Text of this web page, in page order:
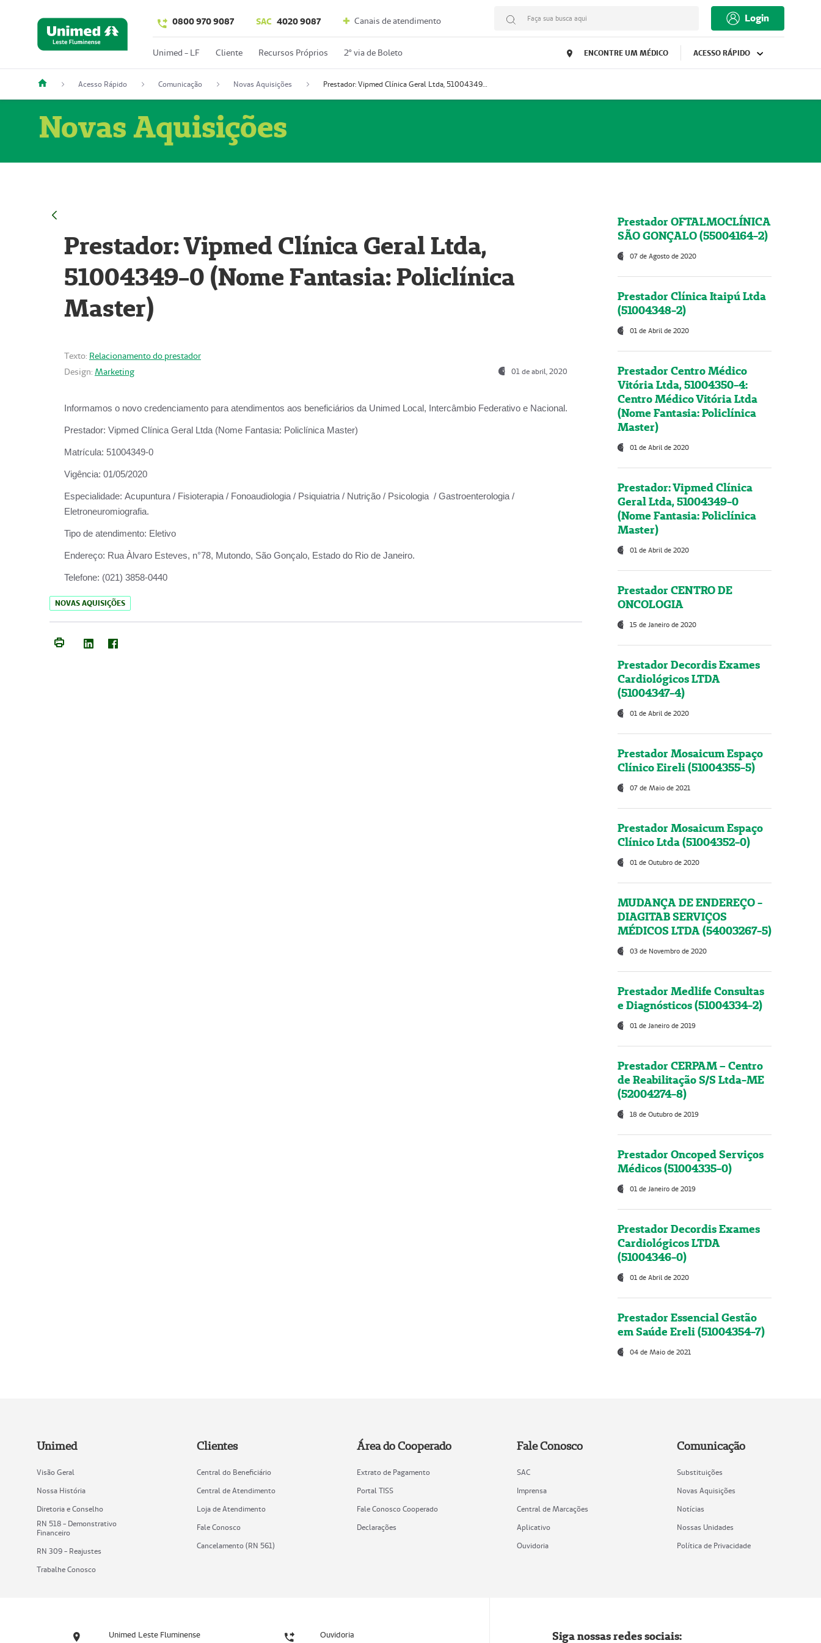
0800 970 9087 SAC 4020 9087 Canais de atendimento Faça sua busca aqui Login
Unimed - LF Cliente Recursos Próprios 2º via de Boleto ENCONTRE UM MÉDICO ACESSO RÁPIDO
Acesso Rápido Comunicação Novas Aquisições Prestador: Vipmed Clínica Geral Ltda, 51004349-0 (Nome Fantasia: Policlínica Master)
Novas Aquisições
Prestador: Vipmed Clínica Geral Ltda,
51004349-0 (Nome Fantasia: Policlínica
Master)
Texto: Relacionamento do prestador
Design: Marketing 01 de abril, 2020
Informamos o novo credenciamento para atendimentos aos beneficiários da Unimed Local, Intercâmbio Federativo e Nacional.
Prestador: Vipmed Clínica Geral Ltda (Nome Fantasia: Policlínica Master)
Matrícula: 51004349-0
Vigência: 01/05/2020
Especialidade: Acupuntura / Fisioterapia / Fonoaudiologia / Psiquiatria / Nutrição / Psicologia / Gastroenterologia /
Eletroneuromiografia.
Tipo de atendimento: Eletivo
Endereço: Rua Àlvaro Esteves, n°78, Mutondo, São Gonçalo, Estado do Rio de Janeiro.
Telefone: (021) 3858-0440
NOVAS AQUISIÇÕES
Prestador OFTALMOCLÍNICA
SÃO GONÇALO (55004164-2)
07 de Agosto de 2020
Prestador Clínica Itaipú Ltda
(51004348-2)
01 de Abril de 2020
Prestador Centro Médico
Vitória Ltda, 51004350-4:
Centro Médico Vitória Ltda
(Nome Fantasia: Policlínica
Master)
01 de Abril de 2020
Prestador: Vipmed Clínica
Geral Ltda, 51004349-0
(Nome Fantasia: Policlínica
Master)
01 de Abril de 2020
Prestador CENTRO DE
ONCOLOGIA
15 de Janeiro de 2020
Prestador Decordis Exames
Cardiológicos LTDA
(51004347-4)
01 de Abril de 2020
Prestador Mosaicum Espaço
Clínico Eireli (51004355-5)
07 de Maio de 2021
Prestador Mosaicum Espaço
Clínico Ltda (51004352-0)
01 de Outubro de 2020
MUDANÇA DE ENDEREÇO -
DIAGITAB SERVIÇOS
MÉDICOS LTDA (54003267-5)
03 de Novembro de 2020
Prestador Medlife Consultas
e Diagnósticos (51004334-2)
01 de Janeiro de 2019
Prestador CERPAM – Centro
de Reabilitação S/S Ltda-ME
(52004274-8)
18 de Outubro de 2019
Prestador Oncoped Serviços
Médicos (51004335-0)
01 de Janeiro de 2019
Prestador Decordis Exames
Cardiológicos LTDA
(51004346-0)
01 de Abril de 2020
Prestador Essencial Gestão
em Saúde Ereli (51004354-7)
04 de Maio de 2021
Unimed
Visão Geral
Nossa História
Diretoria e Conselho
RN 518 - Demonstrativo
Financeiro
RN 309 - Reajustes
Trabalhe Conosco
Clientes
Central do Beneficiário
Central de Atendimento
Loja de Atendimento
Fale Conosco
Cancelamento (RN 561)
Área do Cooperado
Extrato de Pagamento
Portal TISS
Fale Conosco Cooperado
Declarações
Fale Conosco
SAC
Imprensa
Central de Marcações
Aplicativo
Ouvidoria
Comunicação
Substituições
Novas Aquisições
Notícias
Nossas Unidades
Política de Privacidade
Unimed Leste Fluminense Ouvidoria Siga nossas redes sociais: